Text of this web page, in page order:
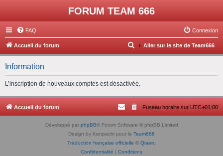
FORUM TEAM 666
FAQ Connexion
Accueil du forum Aller sur le site de Team666
R
e
r
c
h
e
r
Information
L’inscription de nouveaux comptes est désactivée.
Accueil du forum Fuseau horaire sur UTC+01:00
Développé par phpBB® Forum Software © phpBB Limited
Design by Kenpachi pour la Team666
Traduction française officielle © Qiaeru
Confidentialité | Conditions